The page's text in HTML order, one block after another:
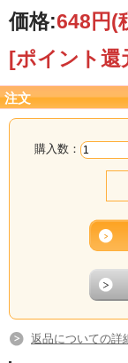
価格:648円(
[ポイント
注文
購入数：
返品についての詳